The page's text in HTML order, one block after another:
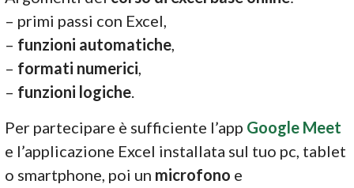
– primi passi con Excel,
– funzioni automatiche,
– formati numerici,
– funzioni logiche.
Per partecipare è sufficiente l’app Google Meet
e l’applicazione Excel installata sul tuo pc, tablet
o smartphone, poi un microfono e